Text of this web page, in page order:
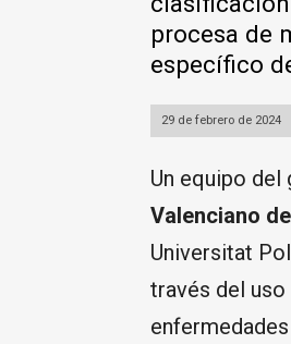
procesa de
específico
29 de febrero de 2024
Un equipo del
Valenciano
Universitat
través del